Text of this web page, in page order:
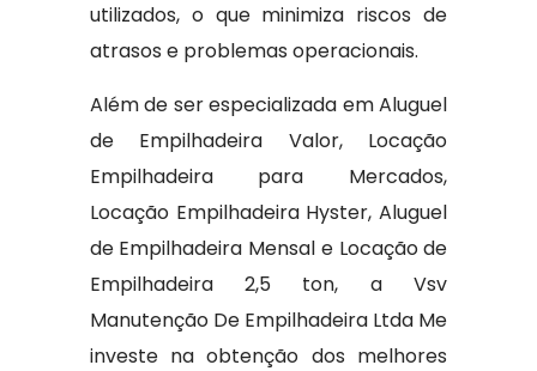
utilizados, o que minimiza riscos de
atrasos e problemas operacionais.
Além de ser especializada em Aluguel
de Empilhadeira Valor, Locação
Empilhadeira para Mercados,
Locação Empilhadeira Hyster, Aluguel
de Empilhadeira Mensal e Locação de
Empilhadeira 2,5 ton, a Vsv
Manutenção De Empilhadeira Ltda Me
investe na obtenção dos melhores